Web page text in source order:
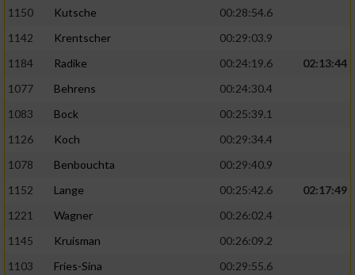
1150
Kutsche
00:28:54.6
1142
Krentscher
00:29:03.9
1184
Radike 00:24:19.6
02:13:44
1077
Behrens
00:24:30.4
1083
Bock
00:25:39.1
1126
Koch
00:29:34.4
1078
Benbouchta
00:29:40.9
1152
Lange 00:25:42.6
02:17:49
1221
Wagner
00:26:02.4
1145
Kruisman
00:26:09.2
1103
Fries-Sina
00:29:55.6